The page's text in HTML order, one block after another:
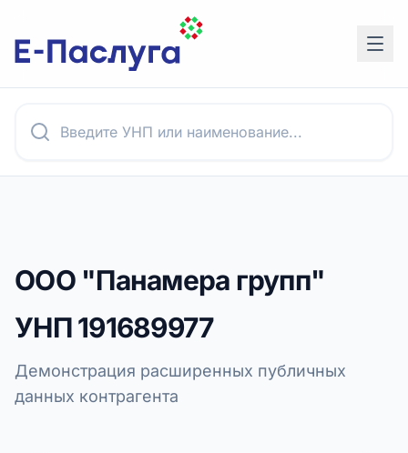
ООО "Панамера групп"
УНП191689977
Демонстрация расширенных публичных
данных контрагента